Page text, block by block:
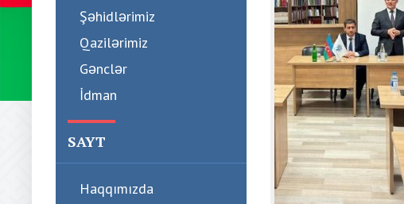
Şəhidlərimiz
Qazilərimiz
Gənclər
İdman
SAYT
Haqqımızda